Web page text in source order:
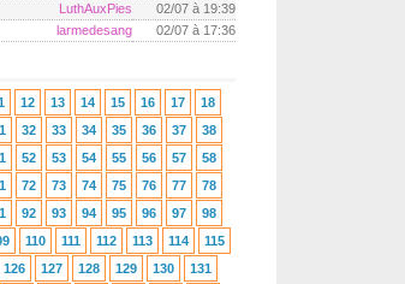
LuthAuxPies
02/07 à 19:39
larmedesang 02/07 à 17:36
12 13 14 15 16 17
18
32 33 34 35 36 37
38
52 53 54 55 56 57
58
72 73 74 75 76 77
78
92 93 94 95 96 97
98
110 111 112 113 114
115
126 127 128 129 130
131